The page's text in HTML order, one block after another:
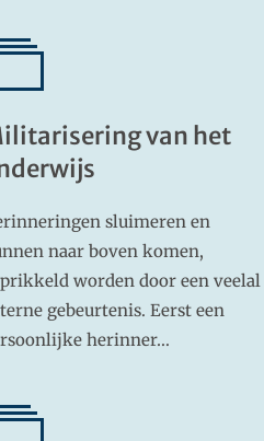
van het
sluimeren en
naar boven komen,
worden door een veelal
gebeurtenis. Eerst een
herinner…